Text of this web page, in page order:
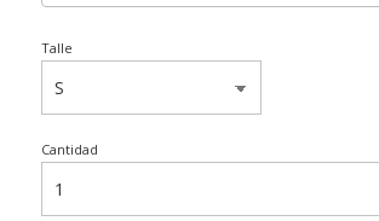
Talle
Cantidad